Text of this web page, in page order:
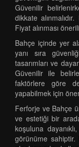
Güvenilir
dikkate
Fiyat alınması
Bahçe içinde yer
yanı sıra
tasarımları ve
Güvenilir ile
faktörlere göre
yapabilmek için
Ferforje ve Bahçe
ve estetiği bir
koşuluna
görünüme